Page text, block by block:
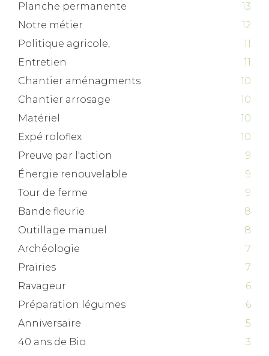
Planche permanente
13
Notre métier
12
Politique agricole,
11
Entretien
11
Chantier aménagments
10
Chantier arrosage
10
Matériel
10
Expé roloflex
10
Preuve par l'action
9
Énergie renouvelable
9
Tour de ferme
9
Bande fleurie
8
Outillage manuel
8
Archéologie
7
Prairies
7
Ravageur
6
Préparation légumes
6
Anniversaire
5
40 ans de Bio
3